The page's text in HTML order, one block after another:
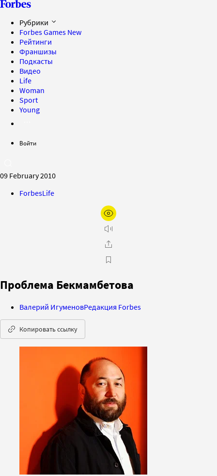
Рубрики
Forbes Games New
Рейтинги
Франшизы
Подкасты
Видео
Life
Woman
Sport
Young
Войти
09 February 2010
ForbesLife
Проблема Бекмамбетова
Валерий ИгуменовРедакция Forbes
Копировать ссылку